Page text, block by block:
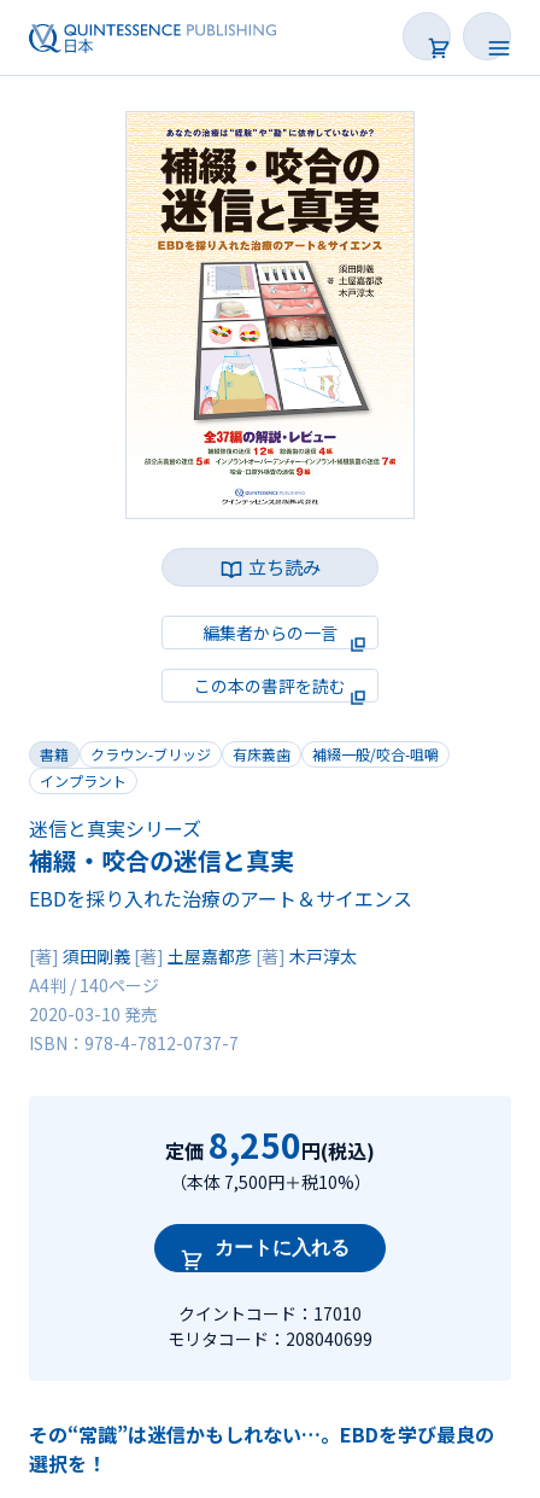
書籍
雑誌
映像
電子BOOK
著者一覧
立ち読み
編集者からの一言
この本の書評を読む
書籍 クラウン-ブリッジ 有床義歯
補綴一般/咬合-咀嚼
インプラント
迷信と真実シリーズ
補綴・咬合の迷信と真実
EBDを採り入れた治療のアート＆サイエンス
[著] 須田剛義 [著] 土屋嘉都彦 [著] 木戸淳太
A4判 / 140ページ
2020-03-10 発売
ISBN：978-4-7812-0737-7
定価 8,250円(税込)
（本体 7,500円＋税10%）
カートに入れる
クイントコード：17010
モリタコード：208040699
その“常識”は迷信かもしれない…。EBDを学び最良の
選択を！